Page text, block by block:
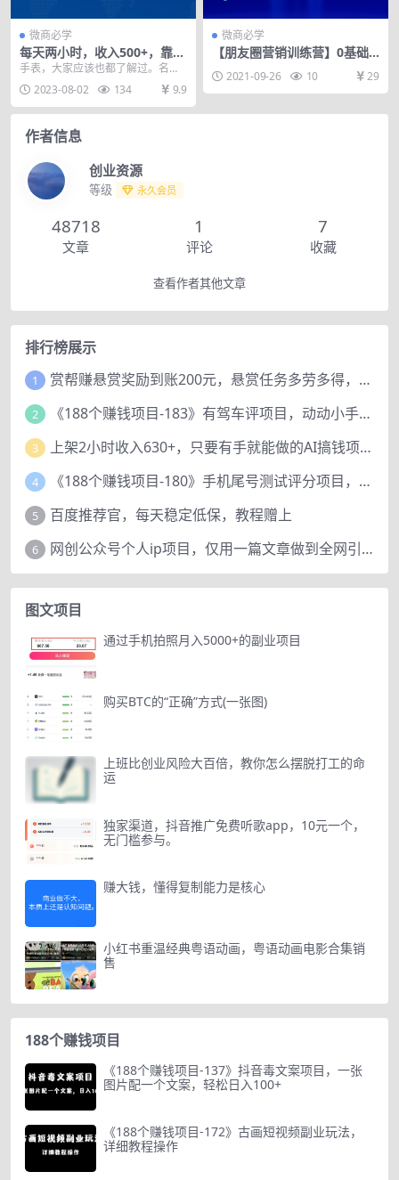
微商必学
每天两小时，收入500+，靠卖
精仿1比1手表，小白轻松月入
手表，大家应该也都了解过。名表
很贵，所以，精仿1比1，成了香饽
饽。买精仿的人很多...
2023-08-02 134 9.9
微商必学
【朋友圈营销训练营】0基础
圈 2021-09-26 10 29
作者信息
创业资源
等级 永久会员
48718
文章
1
评论
7
收藏
查看作者其他文章
排行榜展示
1 赏帮赚悬赏奖励到账200元，悬赏任务多劳多得，人人可做。
2 《188个赚钱项目-183》有驾车评项目，动动小手，复制粘贴赚44元！
3 上架2小时收入630+，只要有手就能做的AI搞钱项目，奶奶看完都能学会!
4 《188个赚钱项目-180》手机尾号测试评分项目，短视频直播日赚200+
5 百度推荐官，每天稳定低保，教程赠上
6 网创公众号个人ip项目，仅用一篇文章做到全网引流！
图文项目
通过手机拍照月入5000+的副业项目
购买BTC的“正确”方式(一张图)
上班比创业风险大百倍，教你怎么摆脱打工的命
运
独家渠道，抖音推广免费听歌app，10元一个，
无门槛参与。
赚大钱，懂得复制能力是核心
小红书重温经典粤语动画，粤语动画电影合集销
售
188个赚钱项目
《188个赚钱项目-137》抖音毒文案项目，一张
图片配一个文案，轻松日入100+
《188个赚钱项目-172》古画短视频副业玩法，
详细教程操作